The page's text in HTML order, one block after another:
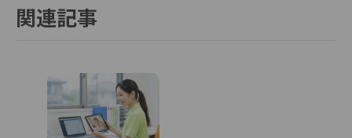
関連記事